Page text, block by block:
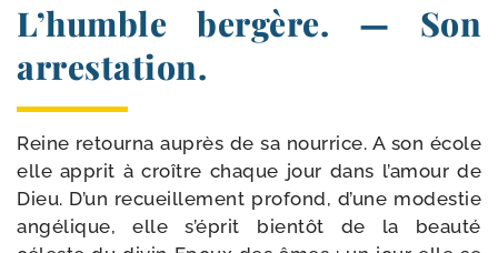
L’humble bergère. — Son
arrestation.
Reine retour­na auprès de sa nour­rice. A son école
elle apprit à croître chaque jour dans l’amour de
Dieu. D’un recueille­ment pro­fond, d’une modes­tie
angé­lique, elle s’éprit bien­tôt de la beau­té